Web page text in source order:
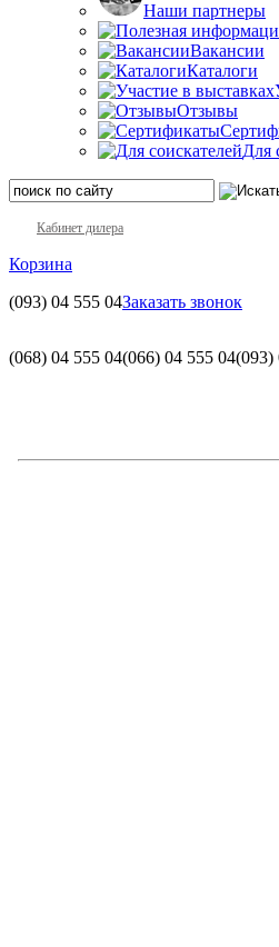
Наши партнеры
Вакансии
Каталоги
Отзывы
Для
Кабинет дилера
Корзина
(093) 04 555 04Заказать звонок
(068) 04 555 04(066) 04 555 04(093)